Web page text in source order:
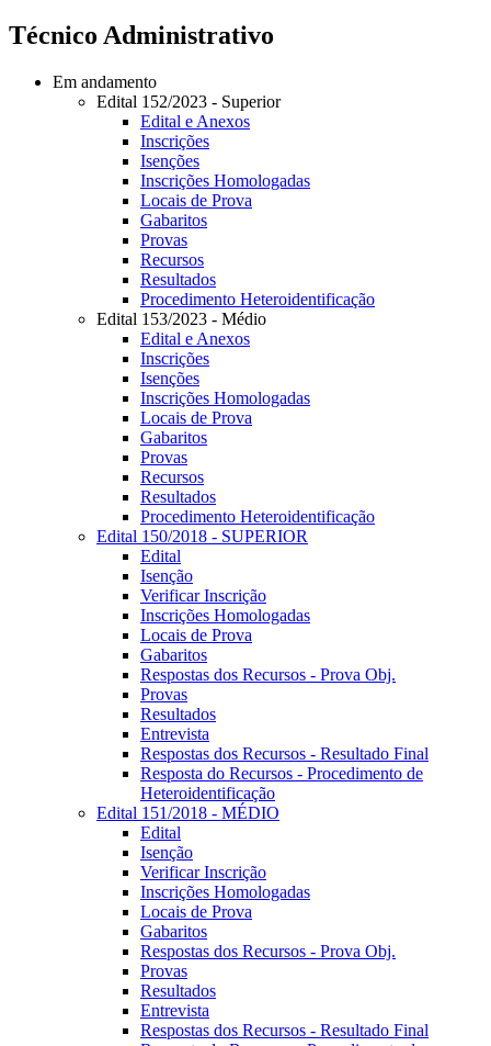
Técnico Administrativo
Em andamento
Edital 152/2023 - Superior
Edital e Anexos
Inscrições
Isenções
Inscrições Homologadas
Locais de Prova
Gabaritos
Provas
Recursos
Resultados
Procedimento Heteroidentificação
Edital 153/2023 - Médio
Edital e Anexos
Inscrições
Isenções
Inscrições Homologadas
Locais de Prova
Gabaritos
Provas
Recursos
Resultados
Procedimento Heteroidentificação
Edital 150/2018 - SUPERIOR
Edital
Isenção
Verificar Inscrição
Inscrições Homologadas
Locais de Prova
Gabaritos
Respostas dos Recursos - Prova Obj.
Provas
Resultados
Entrevista
Respostas dos Recursos - Resultado Final
Resposta do Recursos - Procedimento de
Heteroidentificação
Edital 151/2018 - MÉDIO
Edital
Isenção
Verificar Inscrição
Inscrições Homologadas
Locais de Prova
Gabaritos
Respostas dos Recursos - Prova Obj.
Provas
Resultados
Entrevista
Respostas dos Recursos - Resultado Final